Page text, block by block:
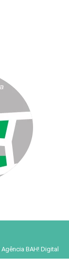
Agência BAH! Digital